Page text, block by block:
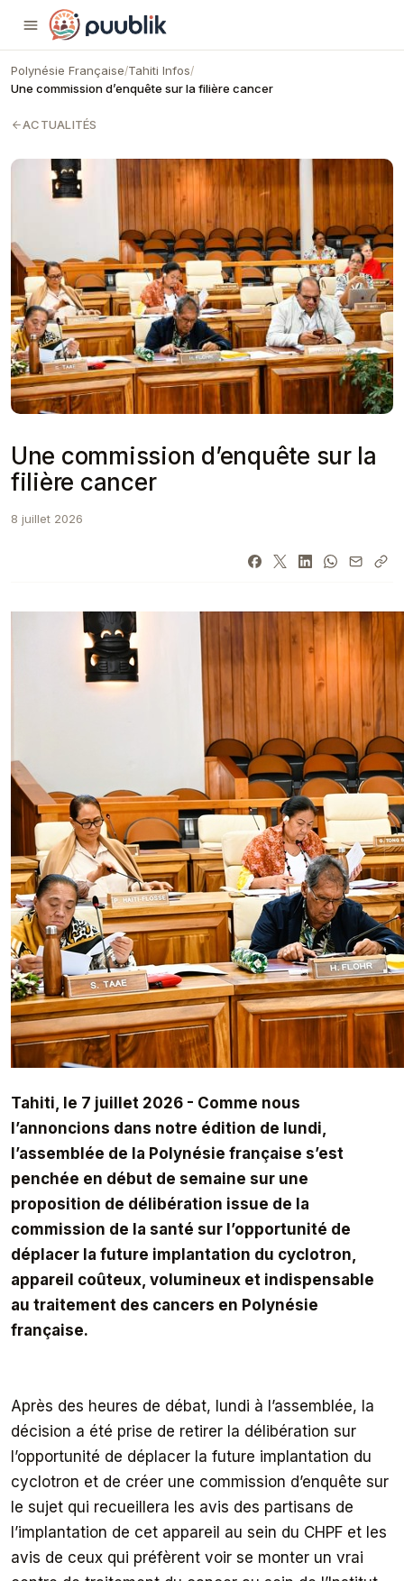
Puublik
Polynésie Française/Tahiti Infos/
​Une commission d’enquête sur la filière cancer
ACTUALITÉS
​Une commission d’enquête sur la
filière cancer
8 juillet 2026
Tahiti, le 7 juillet 2026 - Comme nous
l’annoncions dans notre édition de lundi,
l’assemblée de la Polynésie française s’est
penchée en début de semaine sur une
proposition de délibération issue de la
commission de la santé sur l’opportunité de
déplacer la future implantation du cyclotron,
appareil coûteux, volumineux et indispensable
au traitement des cancers en Polynésie
française.
Après des heures de débat, lundi à l’assemblée, la
décision a été prise de retirer la délibération sur
l’opportunité de déplacer la future implantation du
cyclotron et de créer une commission d’enquête sur
le sujet qui recueillera les avis des partisans de
l’implantation de cet appareil au sein du CHPF et les
avis de ceux qui préfèrent voir se monter un vrai